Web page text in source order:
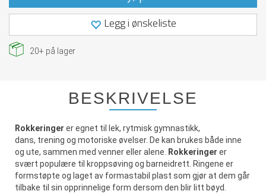
Legg i ønskeliste
20+ på lager
BESKRIVELSE
Rokkeringer er egnet til lek, rytmisk gymnastikk,
dans, trening og motoriske øvelser. De kan brukes både inne
og ute, sammen med venner eller alene.
Rokkeringer er
svært populære til kroppsøving og barneidrett. Ringene er
formstøpte og laget av formastabil plast som gjør at dem går
tilbake til sin opprinnelige form dersom den blir litt bøyd.